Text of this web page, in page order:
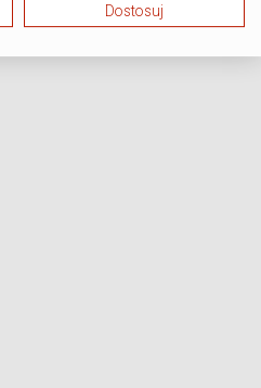
Dostosuj